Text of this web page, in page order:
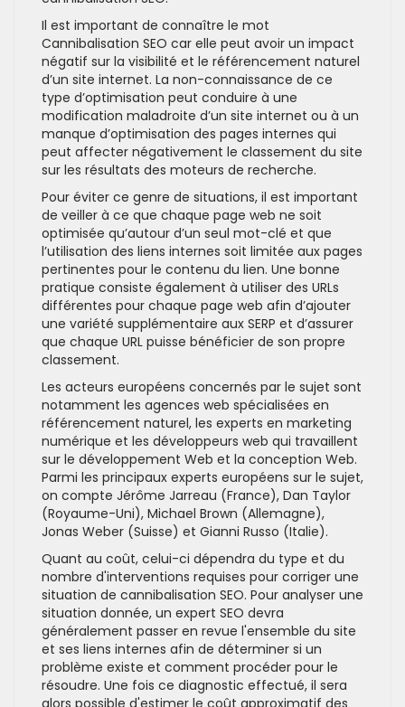
Il est important de connaître le mot
Cannibalisation SEO car elle peut avoir un impact
négatif sur la visibilité et le référencement naturel
d’un site internet. La non-connaissance de ce
type d’optimisation peut conduire à une
modification maladroite d’un site internet ou à un
manque d’optimisation des pages internes qui
peut affecter négativement le classement du site
sur les résultats des moteurs de recherche.
Pour éviter ce genre de situations, il est important
de veiller à ce que chaque page web ne soit
optimisée qu’autour d’un seul mot-clé et que
l’utilisation des liens internes soit limitée aux pages
pertinentes pour le contenu du lien. Une bonne
pratique consiste également à utiliser des URLs
différentes pour chaque page web afin d’ajouter
une variété supplémentaire aux SERP et d’assurer
que chaque URL puisse bénéficier de son propre
classement.
Les acteurs européens concernés par le sujet sont
notamment les agences web spécialisées en
référencement naturel, les experts en marketing
numérique et les développeurs web qui travaillent
sur le développement Web et la conception Web.
Parmi les principaux experts européens sur le sujet,
on compte Jérôme Jarreau (France), Dan Taylor
(Royaume-Uni), Michael Brown (Allemagne),
Jonas Weber (Suisse) et Gianni Russo (Italie).
Quant au coût, celui-ci dépendra du type et du
nombre d'interventions requises pour corriger une
situation de cannibalisation SEO. Pour analyser une
situation donnée, un expert SEO devra
généralement passer en revue l'ensemble du site
et ses liens internes afin de déterminer si un
problème existe et comment procéder pour le
résoudre. Une fois ce diagnostic effectué, il sera
alors possible d'estimer le coût approximatif des